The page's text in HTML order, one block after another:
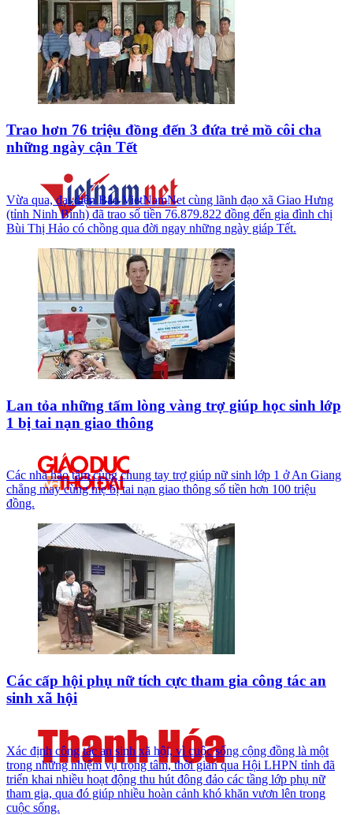
Trao hơn 76 triệu đồng đến 3 đứa trẻ mồ côi cha
những ngày cận Tết
Vừa qua, đại diện Báo VietNamNet cùng lãnh đạo xã Giao Hưng
(tỉnh Ninh Bình) đã trao số tiền 76.879.822 đồng đến gia đình chị
Bùi Thị Hảo có chồng qua đời ngay những ngày giáp Tết.
Lan tỏa những tấm lòng vàng trợ giúp học sinh lớp
1 bị tai nạn giao thông
Các nhà hảo tâm cùng chung tay trợ giúp nữ sinh lớp 1 ở An Giang
chẳng may cùng mẹ bị tai nạn giao thông số tiền hơn 100 triệu
đồng.
Các cấp hội phụ nữ tích cực tham gia công tác an
sinh xã hội
Xác định công tác an sinh xã hội, vì cuộc sống cộng đồng là một
trong những nhiệm vụ trọng tâm, thời gian qua Hội LHPN tỉnh đã
triển khai nhiều hoạt động thu hút đông đảo các tầng lớp phụ nữ
tham gia, qua đó giúp nhiều hoàn cảnh khó khăn vươn lên trong
cuộc sống.